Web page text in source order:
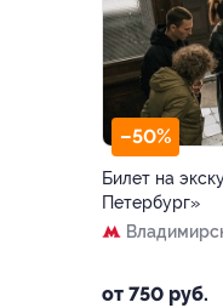
–50%
Билет на
Петербург»
от 750 руб.